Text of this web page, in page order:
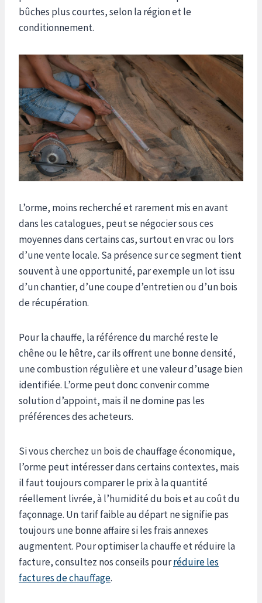
bûches plus courtes, selon la région et le
conditionnement.
L’orme, moins recherché et rarement mis en avant
dans les catalogues, peut se négocier sous ces
moyennes dans certains cas, surtout en vrac ou lors
d’une vente locale. Sa présence sur ce segment tient
souvent à une opportunité, par exemple un lot issu
d’un chantier, d’une coupe d’entretien ou d’un bois
de récupération.
Pour la chauffe, la référence du marché reste le
chêne ou le hêtre, car ils offrent une bonne densité,
une combustion régulière et une valeur d’usage bien
identifiée. L’orme peut donc convenir comme
solution d’appoint, mais il ne domine pas les
préférences des acheteurs.
Si vous cherchez un bois de chauffage économique,
l’orme peut intéresser dans certains contextes, mais
il faut toujours comparer le prix à la quantité
réellement livrée, à l’humidité du bois et au coût du
façonnage. Un tarif faible au départ ne signifie pas
toujours une bonne affaire si les frais annexes
augmentent. Pour optimiser la chauffe et réduire la
facture, consultez nos conseils pourréduire les
factures de chauffage.